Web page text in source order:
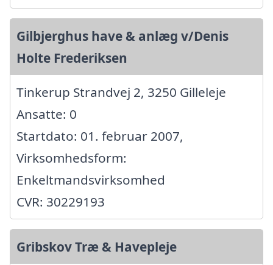
Gilbjerghus have & anlæg v/Denis
Holte Frederiksen
Tinkerup Strandvej 2, 3250 Gilleleje
Ansatte: 0
Startdato: 01. februar 2007,
Virksomhedsform:
Enkeltmandsvirksomhed
CVR: 30229193
Gribskov Træ & Havepleje